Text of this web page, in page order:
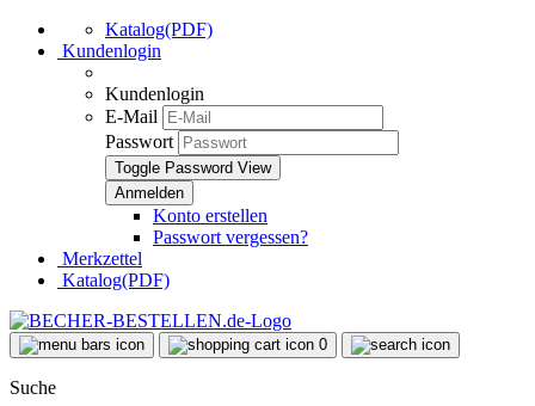
Katalog(PDF)
Kundenlogin
Kundenlogin
E-Mail
Passwort
Toggle Password View
Konto erstellen
Passwort vergessen?
Merkzettel
Katalog(PDF)
0
Suche